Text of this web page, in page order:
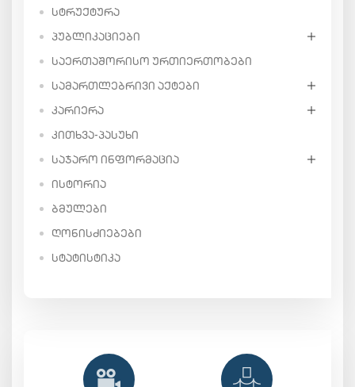
ᲡᲢᲠᲣᲥᲢᲣᲠᲐ
ᲞᲣᲑᲚᲘᲙᲐᲪᲘᲔᲑᲘ
ᲡᲐᲔᲠᲗᲐᲨᲝᲠᲘᲡᲝ ᲣᲠᲗᲘᲔᲠᲗᲝᲑᲔᲑᲘ
ᲡᲐᲛᲐᲠᲗᲚᲔᲑᲠᲘᲕᲘ ᲐᲥᲢᲔᲑᲘ
ᲙᲐᲠᲘᲔᲠᲐ
ᲙᲘᲗᲮᲕᲐ-ᲞᲐᲡᲣᲮᲘ
ᲡᲐᲯᲐᲠᲝ ᲘᲜᲤᲝᲠᲛᲐᲪᲘᲐ
ᲘᲡᲢᲝᲠᲘᲐ
ᲑᲛᲣᲚᲔᲑᲘ
ᲦᲝᲜᲘᲡᲫᲘᲔᲑᲔᲑᲘ
ᲡᲢᲐᲢᲘᲡᲢᲘᲙᲐ